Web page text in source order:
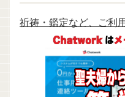
祈祷・鑑定など、ご利